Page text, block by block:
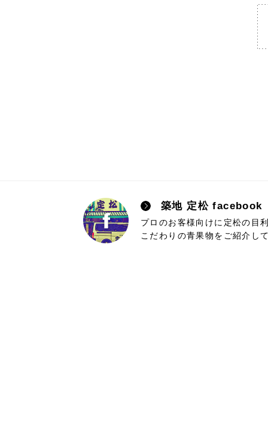
築地 定松 facebook
プロのお客様向けに定松の目
こだわりの青果物をご紹介し